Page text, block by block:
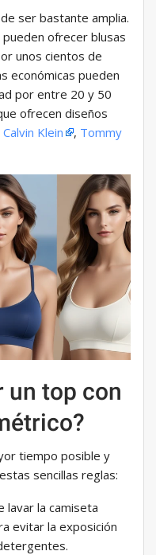
ser bastante amplia.
ofrecer blusas
unos cientos de
económicas pueden
por entre 20 y 50
ofrecen diseños
Calvin Klein , Tommy
un top con
tiempo posible y
sencillas reglas:
lavar la camiseta
evitar la exposición